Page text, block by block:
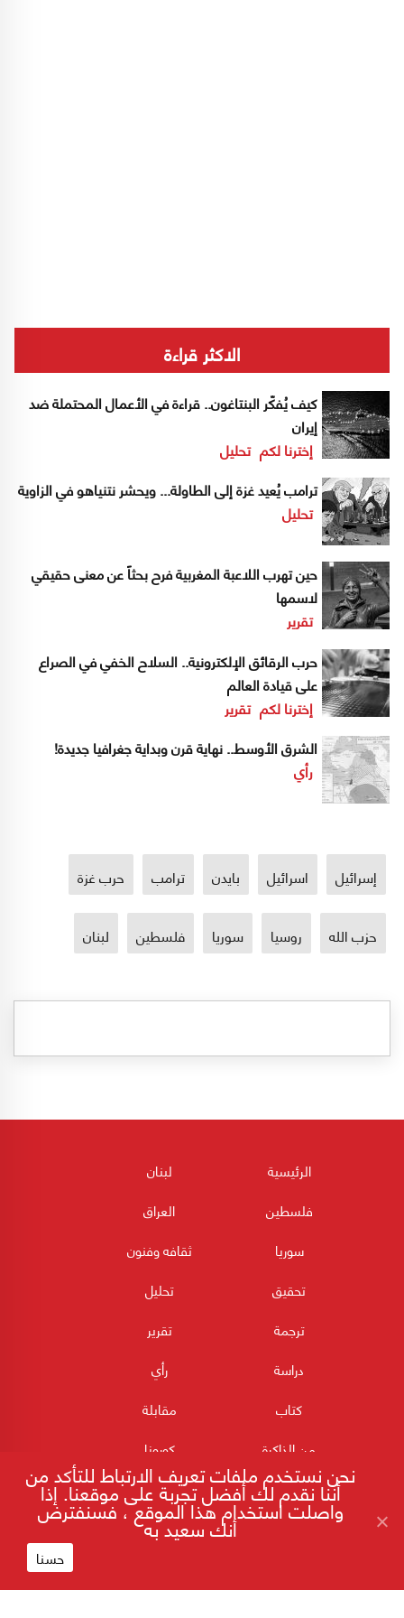
الاكثر قراءة
كيف يُفكّر البنتاغون.. قراءة في الأعمال المحتملة ضد
إيران
إخترنا لكم تحليل
ترامب يُعيد غزة إلى الطاولة... ويحشر نتنياهو في الزاوية
تحليل
حين تهرب اللاعبة المغربية فرح بحثاً عن معنى حقيقي
لاسمها
تقرير
حرب الرقائق الإلكترونية.. السلاح الخفي في الصراع
على قيادة العالم
إخترنا لكم تقرير
الشرق الأوسط.. نهاية قرن وبداية جغرافيا جديدة!
رأي
إسرائيل اسرائيل بايدن ترامب حرب غزة
حزب الله روسيا سوريا فلسطين لبنان
الرئيسية
لبنان
فلسطين
العراق
سوريا
ثقافه وفنون
تحقيق
تحليل
ترجمة
تقرير
دراسة
رأي
كتاب
مقابلة
من الذاكرة
كورونا
نحن نستخدم ملفات تعريف الارتباط للتأكد من
أننا نقدم لك أفضل تجربة على موقعنا. إذا
واصلت استخدام هذا الموقع ، فسنفترض
أنك سعيد به
حسنا